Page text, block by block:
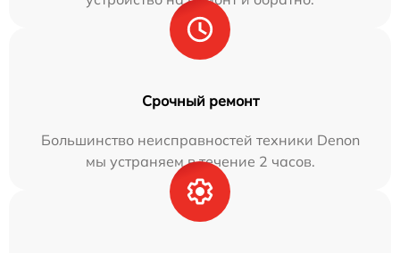
Срочный ремонт
Большинство неисправностей техники Denon
мы устраняем в течение 2 часов.